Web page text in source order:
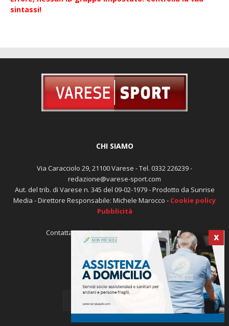
sintassi!
X
CHI SIAMO
Via Caracciolo 29, 21100 Varese - Tel. 0332 226239 -
redazione@varese-sport.com
Aut. del trib. di Varese n. 345 del 09-02-1979 - Prodotto da Sunrise
Media - Direttore Responsabile: Michele Marocco - Cookie policy
Pubblicità
Contattaci:redazione@varese-sport.com
SEGUICI